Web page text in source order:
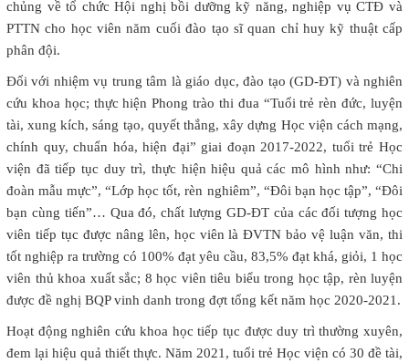
chủng về tổ chức Hội nghị bồi dưỡng kỹ năng, nghiệp vụ CTĐ và
PTTN cho học viên năm cuối đào tạo sĩ quan chỉ huy kỹ thuật cấp
phân đội.
Đối với nhiệm vụ trung tâm là giáo dục, đào tạo (GD-ĐT) và nghiên
cứu khoa học; thực hiện Phong trào thi đua “Tuổi trẻ rèn đức, luyện
tài, xung kích, sáng tạo, quyết thắng, xây dựng Học viện cách mạng,
chính quy, chuẩn hóa, hiện đại” giai đoạn 2017-2022, tuổi trẻ Học
viện đã tiếp tục duy trì, thực hiện hiệu quả các mô hình như: “Chi
đoàn mẫu mực”, “Lớp học tốt, rèn nghiêm”, “Đôi bạn học tập”, “Đôi
bạn cùng tiến”… Qua đó, chất lượng GD-ĐT của các đối tượng học
viên tiếp tục được nâng lên, học viên là ĐVTN bảo vệ luận văn, thi
tốt nghiệp ra trường có 100% đạt yêu cầu, 83,5% đạt khá, giỏi, 1 học
viên thủ khoa xuất sắc; 8 học viên tiêu biểu trong học tập, rèn luyện
được đề nghị BQP vinh danh trong đợt tổng kết năm học 2020-2021.
Hoạt động nghiên cứu khoa học tiếp tục được duy trì thường xuyên,
đem lại hiệu quả thiết thực. Năm 2021, tuổi trẻ Học viện có 30 đề tài,